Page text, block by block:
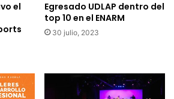
el
Egresado UDLAP dentro del
top 10 en el ENARM
30 julio, 2023